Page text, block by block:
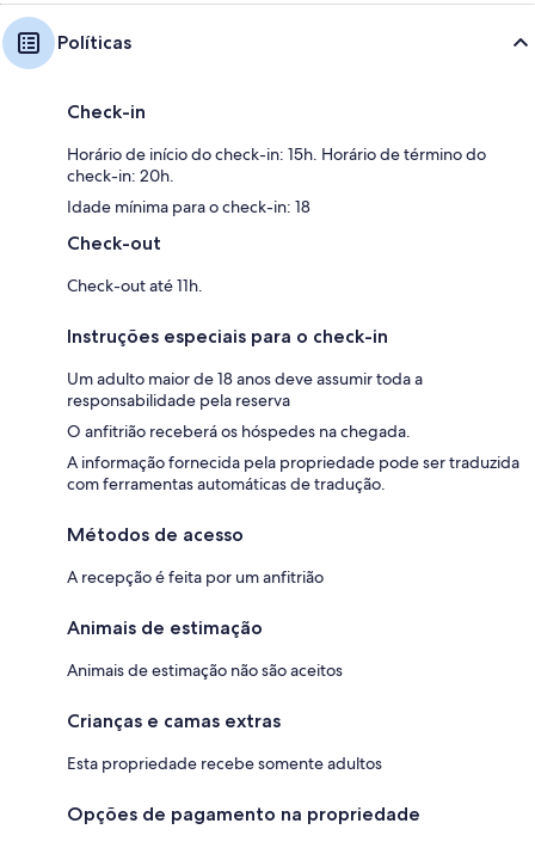
Políticas
Check-in
Horário de início do check-in: 15h. Horário de término do
check-in: 20h.
Idade mínima para o check-in: 18
Check-out
Check-out até 11h.
Instruções especiais para o check-in
Um adulto maior de 18 anos deve assumir toda a
responsabilidade pela reserva
O anfitrião receberá os hóspedes na chegada.
A informação fornecida pela propriedade pode ser traduzida
com ferramentas automáticas de tradução.
Métodos de acesso
A recepção é feita por um anfitrião
Animais de estimação
Animais de estimação não são aceitos
Crianças e camas extras
Esta propriedade recebe somente adultos
Opções de pagamento na propriedade